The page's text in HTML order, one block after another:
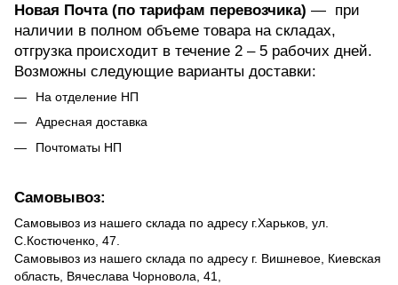
Новая Почта (по тарифам перевозчика) — при
наличии в полном объеме товара на складах,
отгрузка происходит в течение 2 – 5 рабочих дней.
Возможны следующие варианты доставки:
На отделение НП
Адресная доставка
Почтоматы НП
Самовывоз:
Самовывоз из нашего склада по адресу г.Харьков, ул.
С.Костюченко, 47.
Самовывоз из нашего склада по адресу г. Вишневое, Киевская
область, Вячеслава Чорновола, 41,